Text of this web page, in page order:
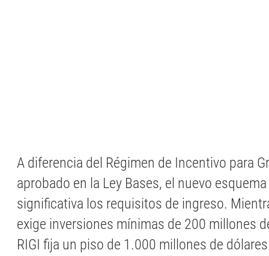
A diferencia del Régimen de Incentivo para
aprobado en la Ley Bases, el nuevo
significativa los requisitos de ingreso.
exige inversiones mínimas de 200 millones
RIGI fija un piso de 1.000 millones de